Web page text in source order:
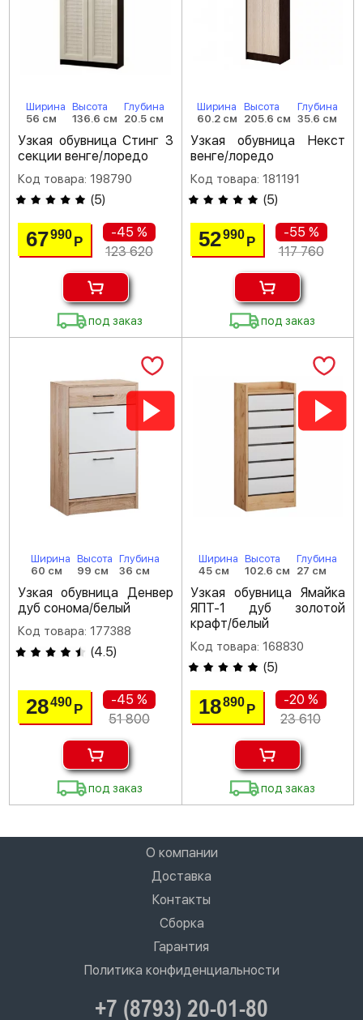
Ширина
56 см
Высота
136.6 см
Глубина
20.5 см
Узкая обувница Стинг 3
секции венге/лоредо
Код товара: 198790
(5)
67990Р
-45 %
123 620
под заказ
Ширина
60.2 см
Высота
205.6 см
Глубина
35.6 см
Узкая обувница Некст
венге/лоредо
Код товара: 181191
(5)
52990 Р
-55 %
117 760
под заказ
Ширина
60 см
Высота
99 см
Глубина
36 см
Узкая обувница Денвер
дуб сонома/белый
Код товара: 177388
(4.5)
28490Р
-45 %
51 800
под заказ
Ширина
45 см
Высота
102.6 см
Глубина
27 см
Узкая обувница Ямайка
ЯПТ-1 дуб золотой
крафт/белый
Код товара: 168830
(5)
18890 Р
-20 %
23 610
под заказ
О компании
Доставка
Контакты
Сборка
Гарантия
Политика конфиденциальности
+7 (8793) 20-01-80